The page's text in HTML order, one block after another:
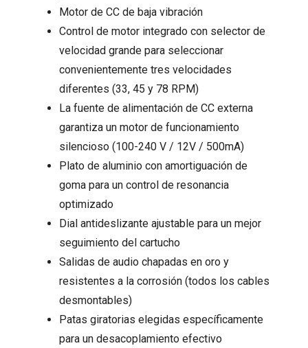
Motor de CC de baja vibración
Control de motor integrado con selector de
velocidad grande para seleccionar
convenientemente tres velocidades
diferentes (33, 45 y 78 RPM)
La fuente de alimentación de CC externa
garantiza un motor de funcionamiento
silencioso (100-240 V / 12V / 500mA)
Plato de aluminio con amortiguación de
goma para un control de resonancia
optimizado
Dial antideslizante ajustable para un mejor
seguimiento del cartucho
Salidas de audio chapadas en oro y
resistentes a la corrosión (todos los cables
desmontables)
Patas giratorias elegidas específicamente
para un desacoplamiento efectivo